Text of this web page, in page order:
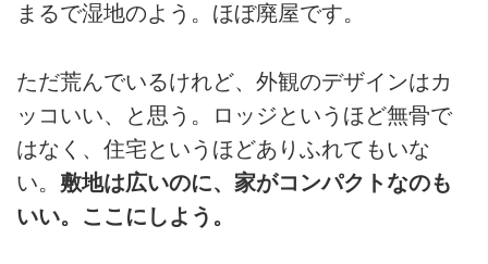
まるで湿地のよう。ほぼ廃屋です。
ただ荒んでいるけれど、外観のデザインはカ
ッコいい、と思う。ロッジというほど無骨で
はなく、住宅というほどありふれてもいな
い。 敷地は広いのに、家がコンパクトなのも
いい。ここにしよう。